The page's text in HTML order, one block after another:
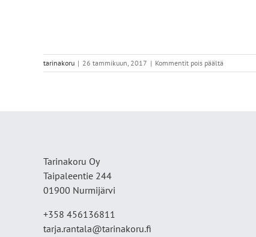
tarinakoru | 26 tammikuun, 2017 | Kommentit pois päältä
IMG_3963
Tarinakoru Oy
Taipaleentie 244
01900 Nurmijärvi
+358 456136811
tarja.rantala@tarinakoru.fi